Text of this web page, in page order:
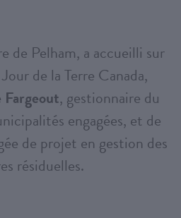
de Pelham, a accueilli sur
de la Terre Canada,
, gestionnaire du
engagées, et de
de projet en gestion des
résiduelles.